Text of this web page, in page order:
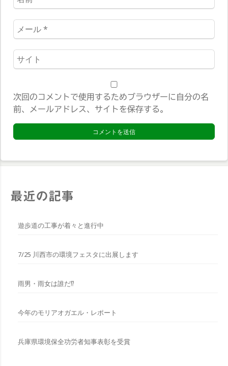
前
*
メ
ー
ル
ウ
ェ
イ
ト
*
次回のコメントで使用するためブラウザーに自分の名
前、メールアドレス、サイトを保存する。
最近の記事
遊歩道の工事が着々と進行中
7/25 川西市の環境フェスタに出展します
雨男・雨女は誰だ⁉︎
今年のモリアオガエル・レポート
兵庫県環境保全功労者知事表彰を受賞